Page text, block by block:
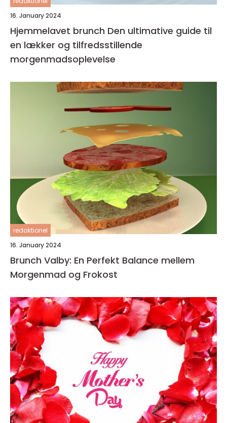
16. January 2024
Hjemmelavet brunch Den ultimative guide til
en lækker og tilfredsstillende
morgenmadsoplevelse
redaktionel
16. January 2024
Brunch Valby: En Perfekt Balance mellem
Morgenmad og Frokost